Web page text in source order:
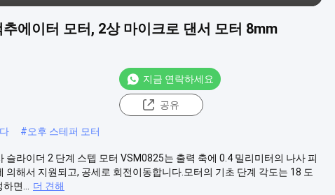
에이터 모터, 2상 마이크로 댄서 모터 8mm
지금 연락하세요
공유
#오후 스테퍼 모터
라이더 2 단계 스텝 모터 VSM0825는 출력 축에 0.4 밀리미터의 나사 피
해서 지원되고, 공세로 회전이동합니다.모터의 기초 단계 각도는 18 도
면...
더 견해